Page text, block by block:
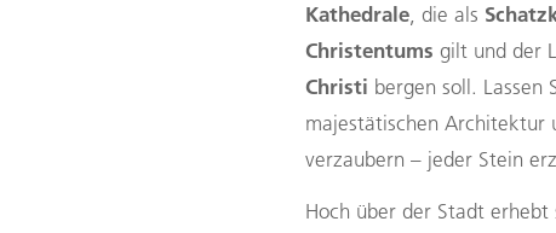
Kathedrale, die als
Christentums gilt und der
Christi bergen soll. Lassen
majestätischen Architektur
verzaubern – jeder Stein
Hoch über der Stadt erhebt